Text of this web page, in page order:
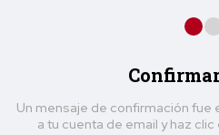
Un mensaje de confirmación fue
a tu cuenta de email y haz